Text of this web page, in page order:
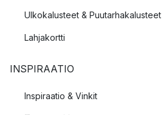
Ulkokalusteet & Puutarhakalusteet
Lahjakortti
INSPIRAATIO
Inspiraatio & Vinkit